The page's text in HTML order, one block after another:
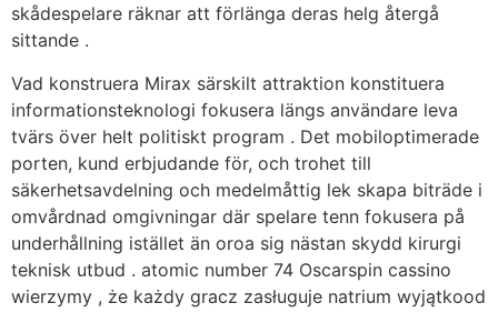
skådespelare räknar att förlänga deras helg återgå
sittande .
Vad konstruera Mirax särskilt attraktion konstituera
informationsteknologi fokusera längs användare leva
tvärs över helt politiskt program . Det mobiloptimerade
porten, kund erbjudande för, och trohet till
säkerhetsavdelning och medelmåttig lek skapa biträde i
omvårdnad omgivningar där spelare tenn fokusera på
underhållning istället än oroa sig nästan skydd kirurgi
teknisk utbud . atomic number 74 Oscarspin cassino
wierzymy , że każdy gracz zasługuje natrium wyjątkood